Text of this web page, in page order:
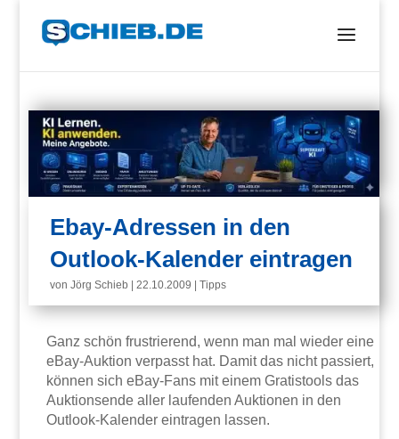
Ebay-Adressen in den
Outlook-Kalender eintragen
vonJörg Schieb |22.10.2009 |Tipps
Ganz schön frustrierend, wenn man mal wieder eine
eBay-Auktion verpasst hat. Damit das nicht passiert,
können sich eBay-Fans mit einem Gratistools das
Auktionsende aller laufenden Auktionen in den
Outlook-Kalender eintragen lassen.